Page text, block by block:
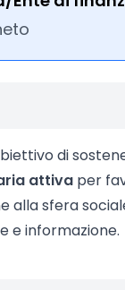
di
attiva per
alla sfera
e informazione.